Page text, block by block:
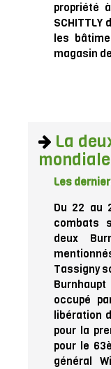
propriété
les
magasin
La
mondiale
Les
Du 22 au
combats
deux
Tassigny
occupé
libération
pour la
pour le
général